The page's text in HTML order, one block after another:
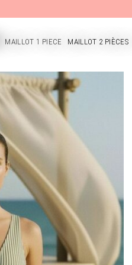
MAILLOT 1 PIECE MAILLOT 2 PIÈCES
wishlist